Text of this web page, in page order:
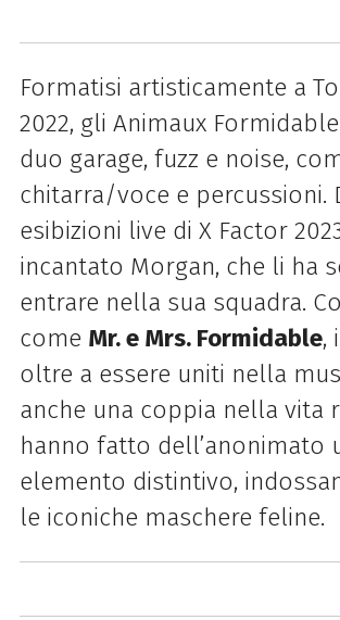
Formatisi artisticamente a
2022, gli Animaux
duo garage, fuzz e noise,
chitarra/voce e percussioni.
esibizioni live di X Factor
incantato Morgan, che li ha
entrare nella sua squadra.
come Mr. e Mrs. Formidable,
oltre a essere uniti nella
anche una coppia nella vita
hanno fatto dell’anonimato
elemento distintivo,
le iconiche maschere feline.